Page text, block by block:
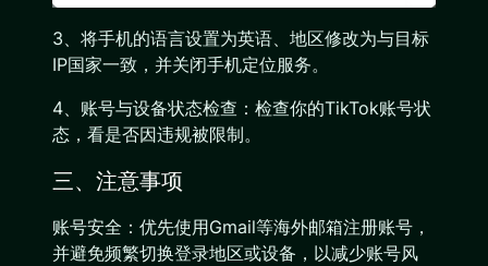
3、将手机的语言设置为英语、地区修改为与目标
IP国家一致，并关闭手机定位服务。
4、账号与设备状态检查：检查你的TikTok账号状
态，看是否因违规被限制。
三、注意事项
账号安全：优先使用Gmail等海外邮箱注册账号，
并避免频繁切换登录地区或设备，以减少账号风